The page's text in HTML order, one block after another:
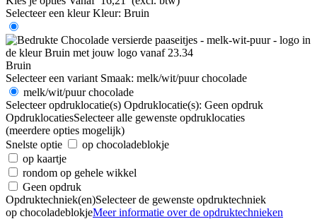
Selecteer een kleur Kleur: Bruin
Bruin
Selecteer een variant Smaak: melk/wit/puur chocolade
melk/wit/puur chocolade
Selecteer opdruklocatie(s) Opdruklocatie(s): Geen opdruk
OpdruklocatiesSelecteer alle gewenste opdruklocaties
(meerdere opties mogelijk)
Snelste optie
op chocoladeblokje
op kaartje
rondom op gehele wikkel
Geen opdruk
Opdruktechniek(en)Selecteer de gewenste opdruktechniek
op chocoladeblokjeMeer informatie over de opdruktechnieken